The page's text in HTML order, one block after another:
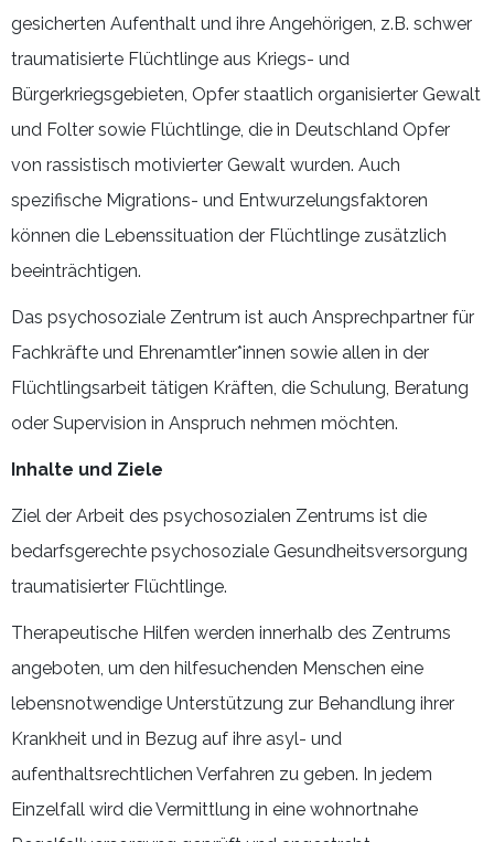
gesicherten Aufenthalt und ihre Angehörigen, z.B. schwer
traumatisierte Flüchtlinge aus Kriegs- und
Bürgerkriegsgebieten, Opfer staatlich organisierter Gewalt
und Folter sowie Flüchtlinge, die in Deutschland Opfer
von rassistisch motivierter Gewalt wurden. Auch
spezifische Migrations- und Entwurzelungsfaktoren
können die Lebenssituation der Flüchtlinge zusätzlich
beeinträchtigen.
Das psychosoziale Zentrum ist auch Ansprechpartner für
Fachkräfte und Ehrenamtler*innen sowie allen in der
Flüchtlingsarbeit tätigen Kräften, die Schulung, Beratung
oder Supervision in Anspruch nehmen möchten.
Inhalte und Ziele
Ziel der Arbeit des psychosozialen Zentrums ist die
bedarfsgerechte psychosoziale Gesundheitsversorgung
traumatisierter Flüchtlinge.
Therapeutische Hilfen werden innerhalb des Zentrums
angeboten, um den hilfesuchenden Menschen eine
lebensnotwendige Unterstützung zur Behandlung ihrer
Krankheit und in Bezug auf ihre asyl- und
aufenthaltsrechtlichen Verfahren zu geben. In jedem
Einzelfall wird die Vermittlung in eine wohnortnahe